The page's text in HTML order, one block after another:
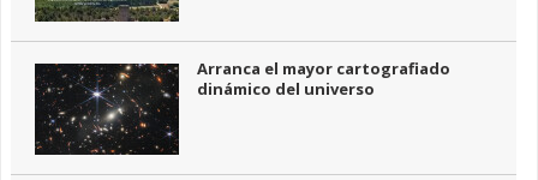
Arranca el mayor cartografiado
dinámico del universo